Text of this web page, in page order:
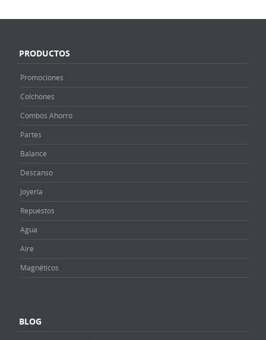
PRODUCTOS
Promociones
Colchones
Combos Ahorro
Partes
Balance
Descanso
Joyería
Repuestos
Agua
Aire
Magnéticos
BLOG